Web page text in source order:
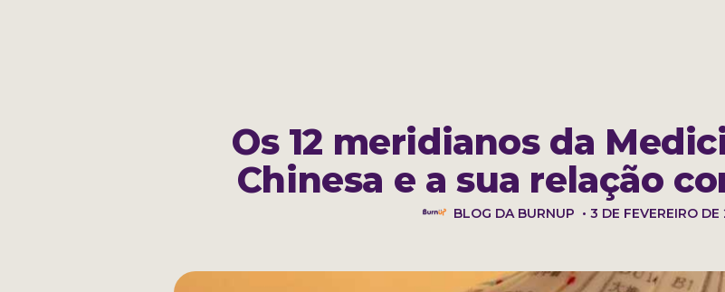
Os 12 meridianos da
Chinesa e a sua relação
BLOG DA BURNUP • 3 DE FEVEREIRO